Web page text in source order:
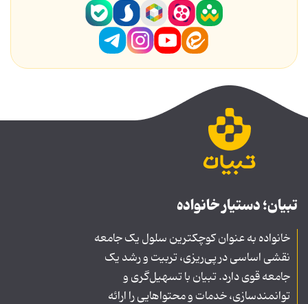
تبیان؛ دستیار خانواده
خانواده به عنوان کوچکترین سلول یک جامعه
نقشی اساسی در پی‌ریزی، تربیت و رشد یک
جامعه قوی دارد. تبیان با تسهیل‌گری و
توانمندسازی، خدمات و محتواهایی را ارائه